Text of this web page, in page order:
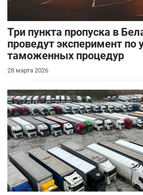
Три пункта пропуска в
проведут эксперимент по
таможенных процедур
28 марта 2026